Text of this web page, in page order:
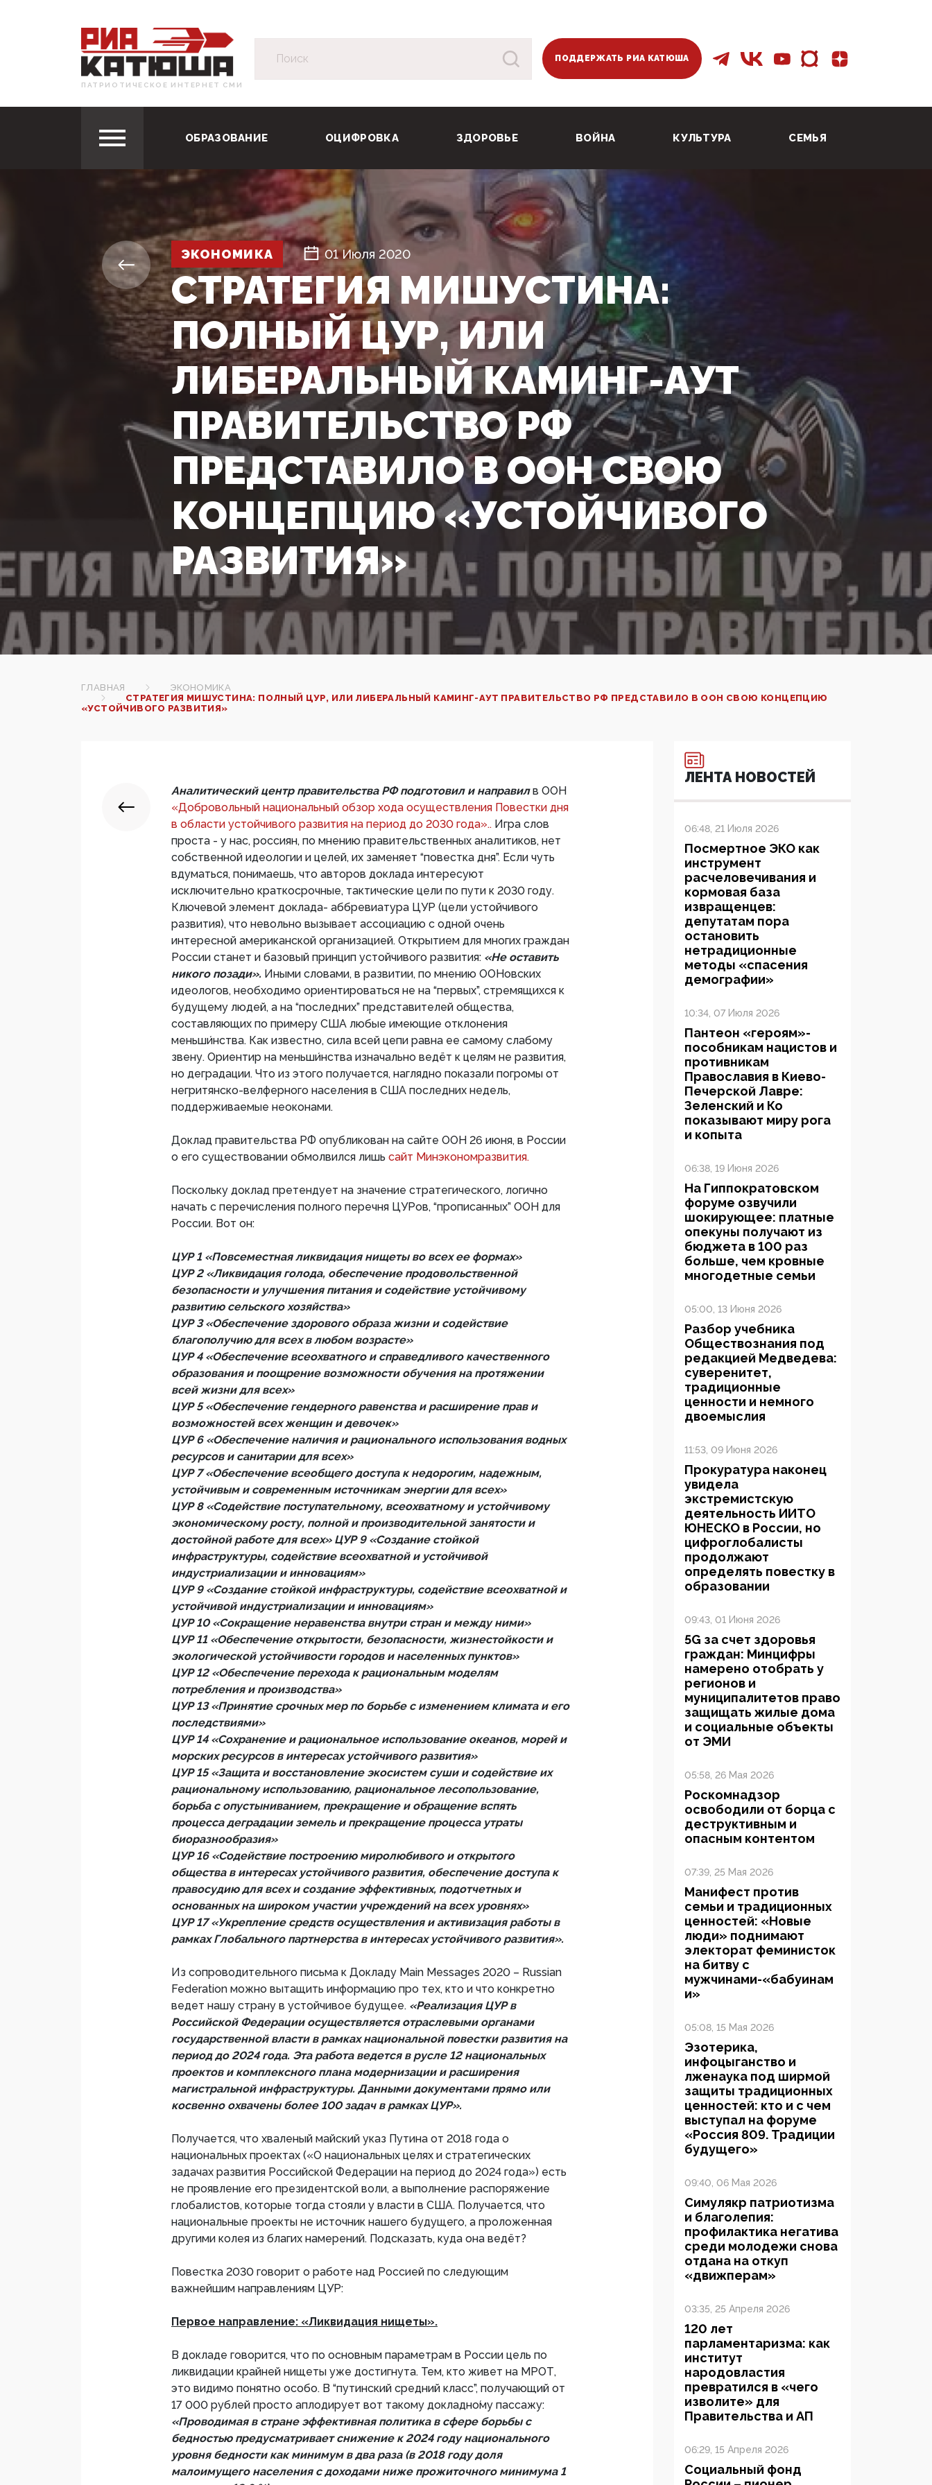
ПАТРИОТИЧЕСКОЕ ИНТЕРНЕТ СМИ
ПОДДЕРЖАТЬ РИА КАТЮША
ОБРАЗОВАНИЕ ОЦИФРОВКА ЗДОРОВЬЕ ВОЙНА КУЛЬТУРА СЕМЬЯ
ЭКОНОМИКА 01 Июля 2020
СТРАТЕГИЯ МИШУСТИНА:
ПОЛНЫЙ ЦУР, ИЛИ
ЛИБЕРАЛЬНЫЙ КАМИНГ-АУТ
ПРАВИТЕЛЬСТВО РФ
ПРЕДСТАВИЛО В ООН СВОЮ
КОНЦЕПЦИЮ «УСТОЙЧИВОГО
РАЗВИТИЯ»
ГЛАВНАЯ
ЭКОНОМИКА
СТРАТЕГИЯ МИШУСТИНА: ПОЛНЫЙ ЦУР, ИЛИ ЛИБЕРАЛЬНЫЙ КАМИНГ-АУТ ПРАВИТЕЛЬСТВО РФ ПРЕДСТАВИЛО В ООН СВОЮ КОНЦЕПЦИЮ
«УСТОЙЧИВОГО РАЗВИТИЯ»
Аналитический центр правительства РФ подготовил и направилв ООН
«Добровольный национальный обзор хода осуществления Повестки дня
в области устойчивого развития на период до 2030 года».. Игра слов
проста - у нас, россиян, по мнению правительственных аналитиков, нет
собственной идеологии и целей, их заменяет “повестка дня”. Если чуть
вдуматься, понимаешь, что авторов доклада интересуют
исключительно краткосрочные, тактические цели по пути к 2030 году.
Ключевой элемент доклада- аббревиатура ЦУР (цели устойчивого
развития), что невольно вызывает ассоциацию с одной очень
интересной американской организацией. Открытием для многих граждан
России станет и базовый принцип устойчивого развития: «Не оставить
никого позади». Иными словами, в развитии, по мнению ООНовских
идеологов, необходимо ориентироваться не на “первых”, стремящихся к
будущему людей, а на “последних” представителей общества,
составляющих по примеру США любые имеющие отклонения
меньши́нства. Как известно, сила всей цепи равна ее самому слабому
звену. Ориентир на меньши́нства изначально ведёт к целям не развития,
но деградации. Что из этого получается, наглядно показали погромы от
негритянско-велферного населения в США последних недель,
поддерживаемые неоконами.
Доклад правительства РФ опубликован на сайте ООН 26 июня, в России
о его существовании обмолвился лишь сайт Минэкономразвития.
Поскольку доклад претендует на значение стратегического, логично
начать с перечисления полного перечня ЦУРов, “прописанных” ООН для
России. Вот он:
ЦУР 1 «Повсеместная ликвидация нищеты во всех ее формах»
ЦУР 2 «Ликвидация голода, обеспечение продовольственной
безопасности и улучшения питания и содействие устойчивому
развитию сельского хозяйства»
ЦУР 3 «Обеспечение здорового образа жизни и содействие
благополучию для всех в любом возрасте»
ЦУР 4 «Обеспечение всеохватного и справедливого качественного
образования и поощрение возможности обучения на протяжении
всей жизни для всех»
ЦУР 5 «Обеспечение гендерного равенства и расширение прав и
возможностей всех женщин и девочек»
ЦУР 6 «Обеспечение наличия и рационального использования водных
ресурсов и санитарии для всех»
ЦУР 7 «Обеспечение всеобщего доступа к недорогим, надежным,
устойчивым и современным источникам энергии для всех»
ЦУР 8 «Содействие поступательному, всеохватному и устойчивому
экономическому росту, полной и производительной занятости и
достойной работе для всех» ЦУР 9 «Создание стойкой
инфраструктуры, содействие всеохватной и устойчивой
индустриализации и инновациям»
ЦУР 9 «Создание стойкой инфраструктуры, содействие всеохватной и
устойчивой индустриализации и инновациям»
ЦУР 10 «Сокращение неравенства внутри стран и между ними»
ЦУР 11 «Обеспечение открытости, безопасности, жизнестойкости и
экологической устойчивости городов и населенных пунктов»
ЦУР 12 «Обеспечение перехода к рациональным моделям
потребления и производства»
ЦУР 13 «Принятие срочных мер по борьбе с изменением климата и его
последствиями»
ЦУР 14 «Сохранение и рациональное использование океанов, морей и
морских ресурсов в интересах устойчивого развития»
ЦУР 15 «Защита и восстановление экосистем суши и содействие их
рациональному использованию, рациональное лесопользование,
борьба с опустыниванием, прекращение и обращение вспять
процесса деградации земель и прекращение процесса утраты
биоразнообразия»
ЦУР 16 «Содействие построению миролюбивого и открытого
общества в интересах устойчивого развития, обеспечение доступа к
правосудию для всех и создание эффективных, подотчетных и
основанных на широком участии учреждений на всех уровнях»
ЦУР 17 «Укрепление средств осуществления и активизация работы в
рамках Глобального партнерства в интересах устойчивого развития».
Из сопроводительного письма к Докладу Main Messages 2020 – Russian
Federation можно вытащить информацию про тех, кто и что конкретно
ведет нашу страну в устойчивое будущее. «Реализация ЦУР в
Российской Федерации осуществляется отраслевыми органами
государственной власти в рамках национальной повестки развития на
период до 2024 года. Эта работа ведется в русле 12 национальных
проектов и комплексного плана модернизации и расширения
магистральной инфраструктуры. Данными документами прямо или
косвенно охвачены более 100 задач в рамках ЦУР».
Получается, что хваленый майский указ Путина от 2018 года о
национальных проектах («О национальных целях и стратегических
задачах развития Российской Федерации на период до 2024 года») есть
не проявление его президентской воли, а выполнение распоряжение
глобалистов, которые тогда стояли у власти в США. Получается, что
национальные проекты не источник нашего будущего, а проложенная
другими колея из благих намерений. Подсказать, куда она ведёт?
Повестка 2030 говорит о работе над Россией по следующим
важнейшим направлениям ЦУР:
Первое направление: «Ликвидация нищеты».
В докладе говорится, что по основным параметрам в России цель по
ликвидации крайней нищеты уже достигнута. Тем, кто живет на МРОТ,
это видимо понятно особо. В “путинский средний класс”, получающий от
17 000 рублей просто аплодирует вот такому докладно́му пассажу:
«Проводимая в стране эффективная политика в сфере борьбы с
бедностью предусматривает снижение к 2024 году национального
уровня бедности как минимум в два раза (в 2018 году доля
малоимущего населения с доходами ниже прожиточного минимума 1
ЛЕНТА НОВОСТЕЙ
06:48, 21 Июля 2026
Посмертное ЭКО как
инструмент
расчеловечивания и
кормовая база
извращенцев:
депутатам пора
остановить
нетрадиционные
методы «спасения
демографии»
10:34, 07 Июля 2026
Пантеон «героям»-
пособникам нацистов и
противникам
Православия в Киево-
Печерской Лавре:
Зеленский и Ко
показывают миру рога
и копыта
06:38, 19 Июня 2026
На Гиппократовском
форуме озвучили
шокирующее: платные
опекуны получают из
бюджета в 100 раз
больше, чем кровные
многодетные семьи
05:00, 13 Июня 2026
Разбор учебника
Обществознания под
редакцией Медведева:
суверенитет,
традиционные
ценности и немного
двоемыслия
11:53, 09 Июня 2026
Прокуратура наконец
увидела
экстремистскую
деятельность ИИТО
ЮНЕСКО в России, но
цифроглобалисты
продолжают
определять повестку в
образовании
09:43, 01 Июня 2026
5G за счет здоровья
граждан: Минцифры
намерено отобрать у
регионов и
муниципалитетов право
защищать жилые дома
и социальные объекты
от ЭМИ
05:58, 26 Мая 2026
Роскомнадзор
освободили от борца с
деструктивным и
опасным контентом
07:39, 25 Мая 2026
Манифест против
семьи и традиционных
ценностей: «Новые
люди» поднимают
электорат феминисток
на битву с
мужчинами-«бабуинам
и»
05:08, 15 Мая 2026
Эзотерика,
инфоцыганство и
лженаука под ширмой
защиты традиционных
ценностей: кто и с чем
выступал на форуме
«Россия 809. Традиции
будущего»
09:40, 06 Мая 2026
Симулякр патриотизма
и благолепия:
профилактика негатива
среди молодежи снова
отдана на откуп
«движперам»
03:35, 25 Апреля 2026
120 лет
парламентаризма: как
институт
народовластия
превратился в «чего
изволите» для
Правительства и АП
06:29, 15 Апреля 2026
Социальный фонд